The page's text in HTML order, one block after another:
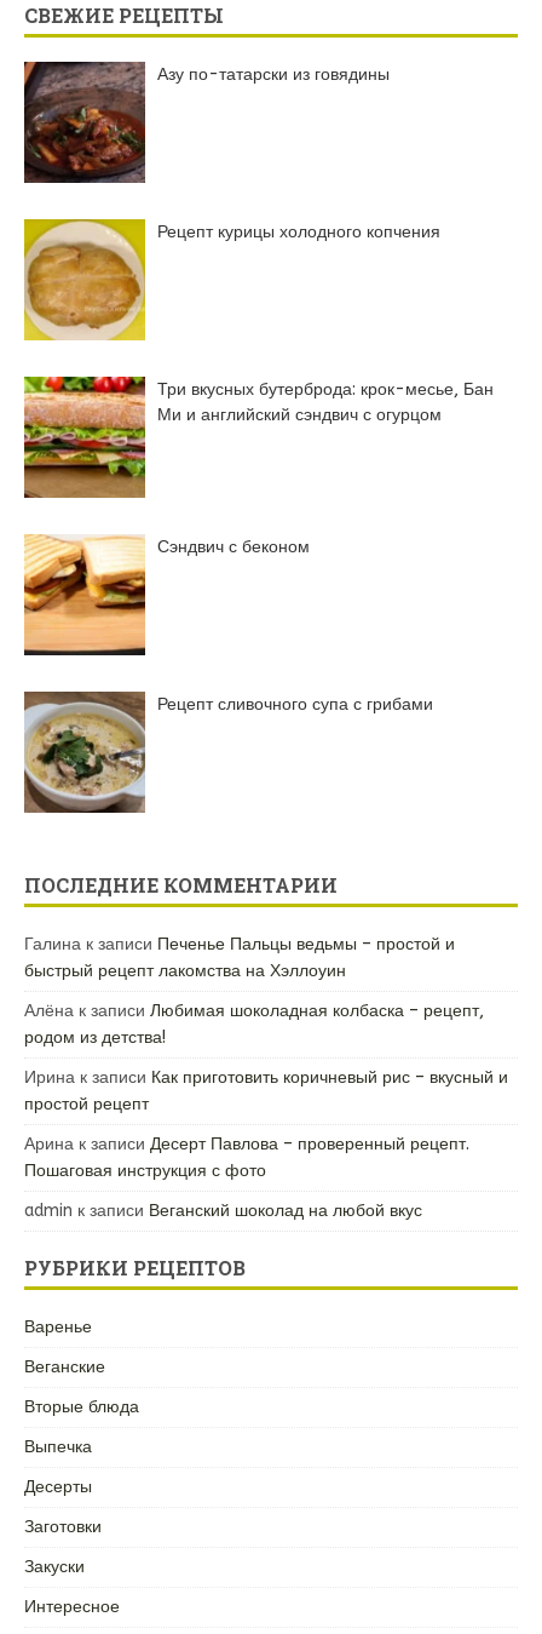
СВЕЖИЕ РЕЦЕПТЫ
Азу по-татарски из говядины
Рецепт курицы холодного копчения
Три вкусных бутерброда: крок-месье, Бан
Ми и английский сэндвич с огурцом
Сэндвич с беконом
Рецепт сливочного супа с грибами
ПОСЛЕДНИЕ КОММЕНТАРИИ
Галина к записи Печенье Пальцы ведьмы – простой и
быстрый рецепт лакомства на Хэллоуин
Алёна к записи Любимая шоколадная колбаска – рецепт,
родом из детства!
Ирина к записи Как приготовить коричневый рис – вкусный и
простой рецепт
Арина к записи Десерт Павлова – проверенный рецепт.
Пошаговая инструкция с фото
admin к записи Веганский шоколад на любой вкус
РУБРИКИ РЕЦЕПТОВ
Варенье
Веганские
Вторые блюда
Выпечка
Десерты
Заготовки
Закуски
Интересное